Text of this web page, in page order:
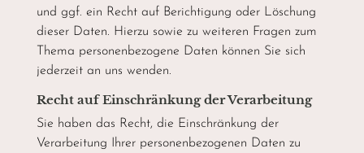
und ggf. ein Recht auf Berichtigung oder Löschung
dieser Daten. Hierzu sowie zu weiteren Fragen zum
Thema personenbezogene Daten können Sie sich
jederzeit an uns wenden.
Recht auf Einschränkung der Verarbeitung
Sie haben das Recht, die Einschränkung der
Verarbeitung Ihrer personenbezogenen Daten zu